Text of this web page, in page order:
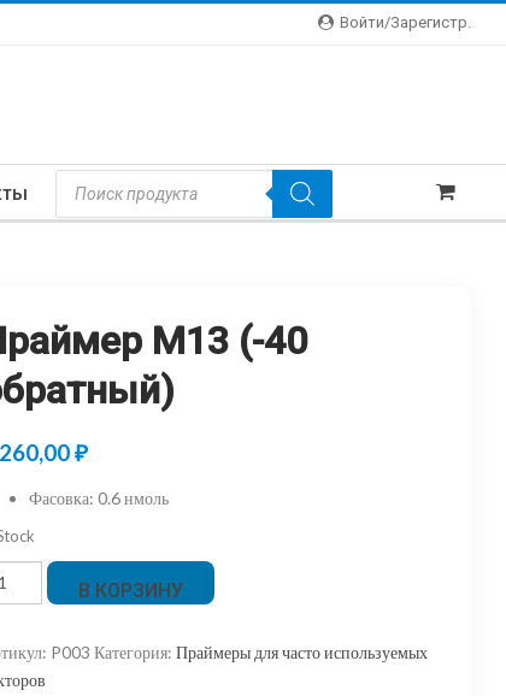
Войти/зарегистр.
Поиск
Товаров
M13 (-40
₽
Фасовка:0.6 нмоль
В КОРЗИНУ
P003 Категория:Праймеры для часто используемых